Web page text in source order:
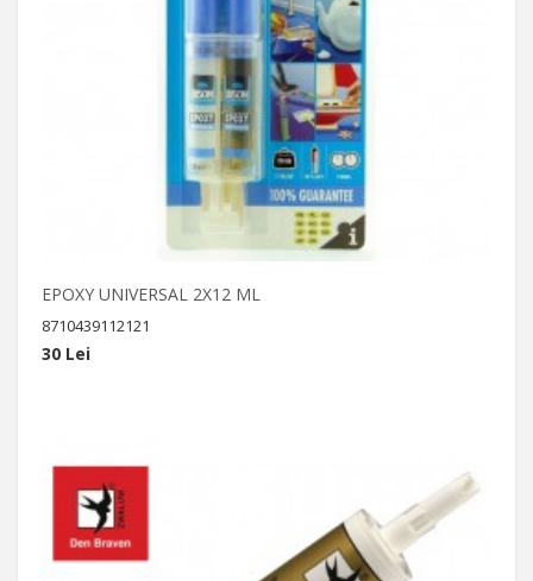
EPOXY UNIVERSAL 2X12 ML
8710439112121
30 Lei